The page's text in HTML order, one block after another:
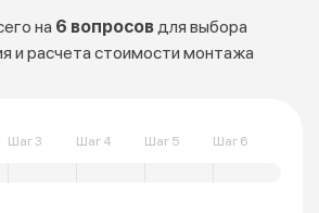
на 6 вопросовдля выбора
и расчета стоимости монтажа
Шаг 3 Шаг 4 Шаг 5 Шаг 6